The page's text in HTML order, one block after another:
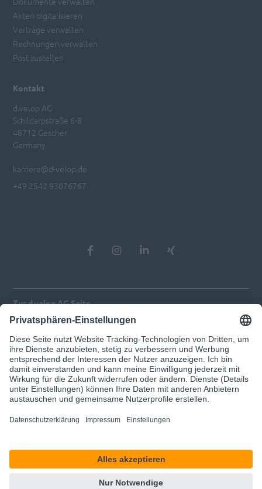
Kontakt
d.velop AG
Schildarpstraße 6-8
48712 Gescher
Germany
karriere@d-velop.de
+49 2542 93076767
Akten digitalisieren
Verträge verwalten
Rechnungen verwalten
Post zustellen
Zur d.velop AG Seite
Datenschutz
© 2026 d.velop
Unser Angebot richtet sich ausschließlich an Geschäftskunden.